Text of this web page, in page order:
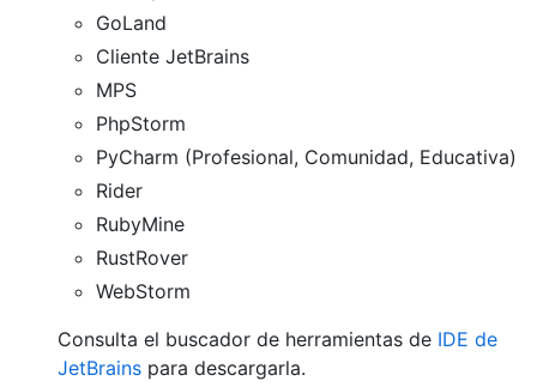
GoLand
Cliente JetBrains
MPS
PhpStorm
PyCharm (Profesional, Comunidad, Educativa)
Rider
RubyMine
RustRover
WebStorm
Consulta el buscador de herramientas de IDE de
JetBrains para descargarla.